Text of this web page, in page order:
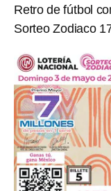
Retro de fútbol
Sorteo Zodiaco